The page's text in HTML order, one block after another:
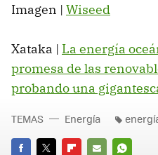
Imagen | Wiseed
Xataka | La energía
promesa de las
probando una
TEMAS Energía